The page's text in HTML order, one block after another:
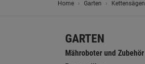
Home Garten Kettensägen
GARTEN
Mähroboter und Zubehör